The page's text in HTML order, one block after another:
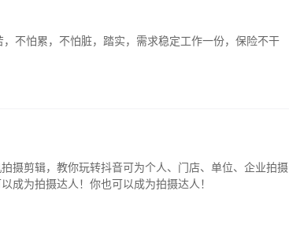
不怕累，不怕脏，踏实，需求稳定工作一份，保险不干
摄剪辑，教你玩转抖音可为个人、门店、单位、企业拍摄
成为拍摄达人！你也可以成为拍摄达人！